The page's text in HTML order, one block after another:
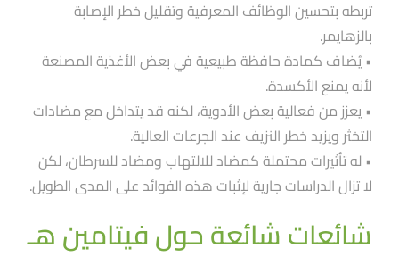
تربطه بتحسين الوظائف المعرفية وتقليل خطر الإصابة
بالزهايمر.
• يُضاف كمادة حافظة طبيعية في بعض الأغذية المصنعة
لأنه يمنع الأكسدة.
• يعزز من فعالية بعض الأدوية، لكنه قد يتداخل مع مضادات
التخثر ويزيد خطر النزيف عند الجرعات العالية.
• له تأثيرات محتملة كمضاد للالتهاب ومضاد للسرطان، لكن
لا تزال الدراسات جارية لإثبات هذه الفوائد على المدى الطويل.
شائعات شائعة حول فيتامين هـ